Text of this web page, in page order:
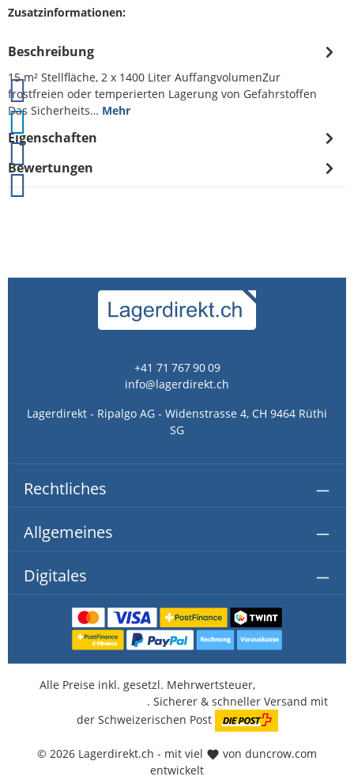
Zusatzinformationen:
Beschreibung
15 m² Stellfläche, 2 x 1400 Liter AuffangvolumenZur
frostfreien oder temperierten Lagerung von Gefahrstoffen
Das Sicherheits… Mehr
Eigenschaften
Bewertungen
+41 71 767 90 09
info@lagerdirekt.ch
Lagerdirekt - Ripalgo AG - Widenstrasse 4, CH 9464 Rüthi
SG
Rechtliches
Allgemeines
Digitales
© 2026 Lagerdirekt.ch - mit viel
von duncrow.com
entwickelt
Alle Preise inkl. gesetzl. Mehrwertsteuer,
. Sicherer & schneller Versand mit
der Schweizerischen Post